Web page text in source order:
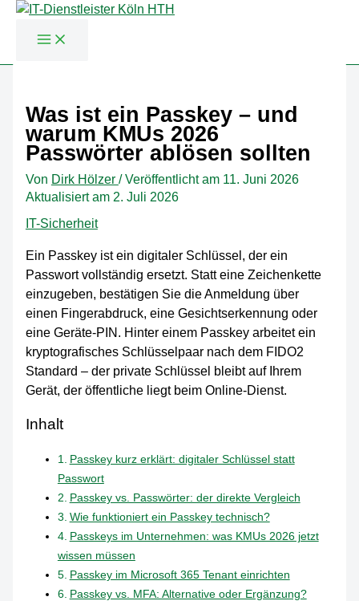
springen
Was ist ein Passkey – und
warum KMUs 2026
Passwörter ablösen sollten
Von Dirk Hölzer /Veröffentlicht am 11. Juni 2026
Aktualisiert am 2. Juli 2026
IT-Sicherheit
Ein Passkey ist ein digitaler Schlüssel, der ein
Passwort vollständig ersetzt. Statt eine Zeichenkette
einzugeben, bestätigen Sie die Anmeldung über
einen Fingerabdruck, eine Gesichtserkennung oder
eine Geräte-PIN. Hinter einem Passkey arbeitet ein
kryptografisches Schlüsselpaar nach dem FIDO2
Standard – der private Schlüssel bleibt auf Ihrem
Gerät, der öffentliche liegt beim Online-Dienst.
Inhalt
Passkey kurz erklärt: digitaler Schlüssel statt
Passwort
Passkey vs. Passwörter: der direkte Vergleich
Wie funktioniert ein Passkey technisch?
Passkeys im Unternehmen: was KMUs 2026 jetzt
wissen müssen
Passkey im Microsoft 365 Tenant einrichten
Passkey vs. MFA: Alternative oder Ergänzung?